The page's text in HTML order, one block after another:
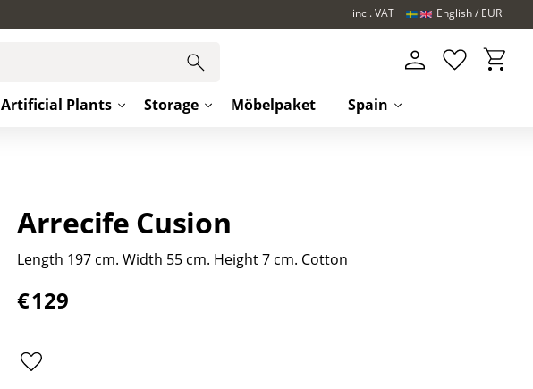
incl. VAT
Artificial Plants Storage Möbelpaket Spain
Favorites
English EUR
Arrecife Cusion
Length 197 cm. Width 55 cm. Height 7 cm. Cotton
€129
Add to favorites